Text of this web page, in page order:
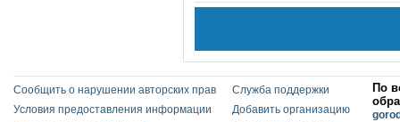
Сообщить о нарушении авторских прав
Условия предоставления информации
Служба поддержки
Добавить организацию
По